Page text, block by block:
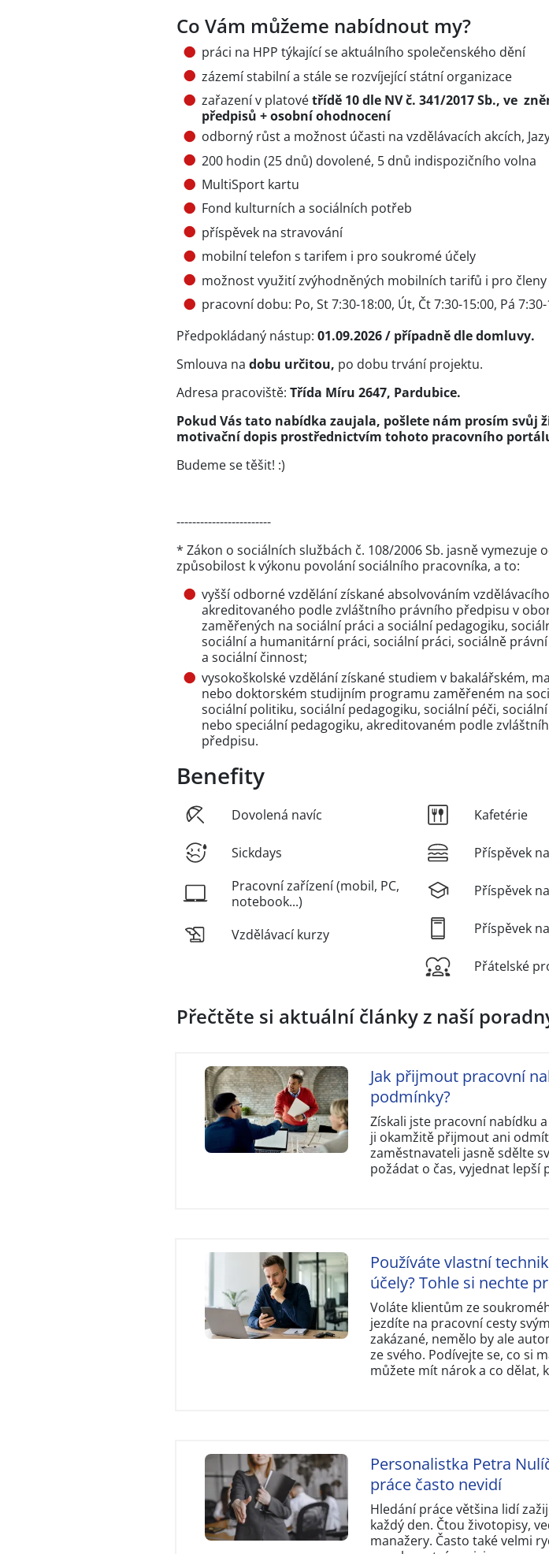
Co Vám můžeme nabídnout my?
práci na HPP týkající se aktuálního společenského dění
zázemí stabilní a stále se rozvíjející státní organizace
zařazení v platovétřídě 10 dle NV č. 341/2017 Sb., ve
předpisů + osobní ohodnocení
odborný růst a možnost účasti na vzdělávacích akcích,
200 hodin (25 dnů) dovolené, 5 dnů indispozičního volna
MultiSport kartu
Fond kulturních a sociálních potřeb
příspěvek na stravování
mobilní telefon s tarifem i pro soukromé účely
možnost využití zvýhodněných mobilních tarifů i pro
pracovní dobu: Po, St 7:30-18:00, Út, Čt 7:30-15:00, Pá
Předpokládaný nástup: 01.09.2026 / případně dle domluvy.
Smlouva na dobu určitou, po dobu trvání projektu.
Adresa pracoviště: Třída Míru 2647, Pardubice.
Pokud Vás tato nabídka zaujala, pošlete nám prosím svůj
motivační dopis prostřednictvím tohoto pracovního
Budeme se těšit! :)
------------------------
* Zákon o sociálních službách č. 108/2006 Sb. jasně vymezuje
způsobilost k výkonu povolání sociálního pracovníka, a to:
vyšší odborné vzdělání získané absolvováním
akreditovaného podle zvláštního právního předpisu v
zaměřených na sociální práci a sociální pedagogiku,
sociální a humanitární práci, sociální práci, sociálně
a sociální činnost;
vysokoškolské vzdělání získané studiem v bakalářském,
nebo doktorském studijním programu zaměřeném na
sociální politiku, sociální pedagogiku, sociální péči,
nebo speciální pedagogiku, akreditovaném podle
předpisu.
Benefity
Dovolená navíc
Sickdays
Pracovní zařízení (mobil, PC,
notebook...)
Vzdělávací kurzy
Kafetérie
Příspěvek
Příspěvek
Příspěvek
Přátelské
Přečtěte si aktuální články z naší
Jak přijmout pracovní
podmínky?
Získali jste pracovní nabídku
ji okamžitě přijmout ani
zaměstnavateli jasně sdělte
požádat o čas, vyjednat
Používáte vlastní
účely? Tohle si nechte
Voláte klientům ze
jezdíte na pracovní cesty
zakázané, nemělo by ale
ze svého. Podívejte se, co si
můžete mít nárok a co dělat,
Personalistka Petra
práce často nevidí
Hledání práce většina lidí
každý den. Čtou životopisy,
manažery. Často také velmi